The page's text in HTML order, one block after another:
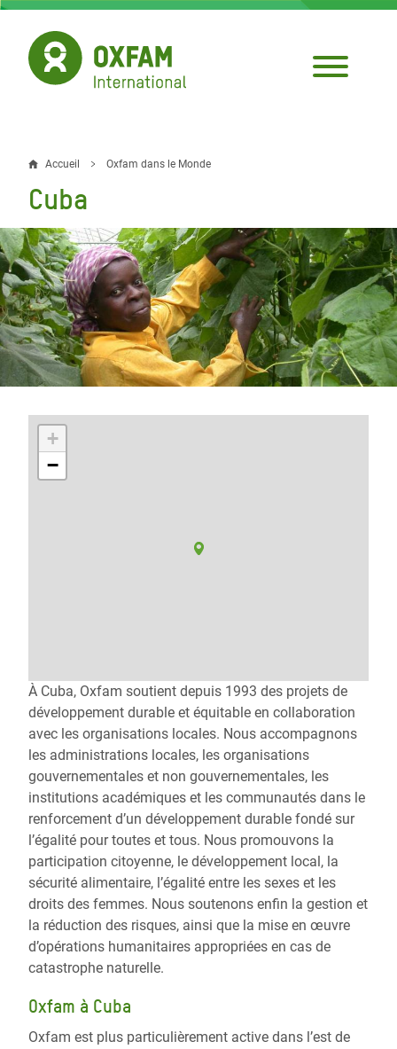
Aller
contenu
principal
Fil
d'Ariane
Accueil Oxfam dans le Monde
Cuba
+
−
À Cuba, Oxfam soutient depuis 1993 des projets de
développement durable et équitable en collaboration
avec les organisations locales. Nous accompagnons
les administrations locales, les organisations
gouvernementales et non gouvernementales, les
institutions académiques et les communautés dans le
renforcement d’un développement durable fondé sur
l’égalité pour toutes et tous. Nous promouvons la
participation citoyenne, le développement local, la
sécurité alimentaire, l’égalité entre les sexes et les
droits des femmes. Nous soutenons enfin la gestion et
la réduction des risques, ainsi que la mise en œuvre
d’opérations humanitaires appropriées en cas de
catastrophe naturelle.
Oxfam à Cuba
Oxfam est plus particulièrement active dans l’est de